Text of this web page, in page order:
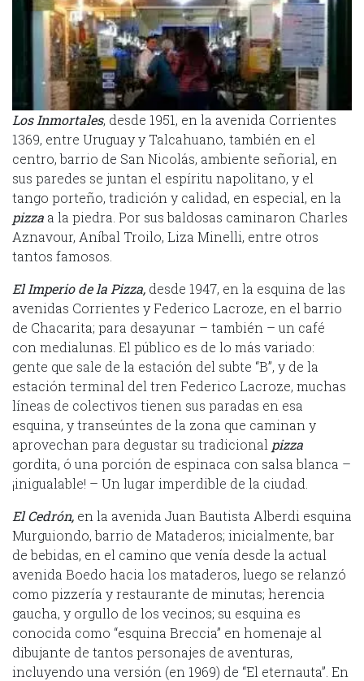
Los Inmortales, desde 1951, en la avenida Corrientes
1369, entre Uruguay y Talcahuano, también en el
centro, barrio de San Nicolás, ambiente señorial, en
sus paredes se juntan el espíritu napolitano, y el
tango porteño, tradición y calidad, en especial, en la
pizza a la piedra. Por sus baldosas caminaron Charles
Aznavour, Aníbal Troilo, Liza Minelli, entre otros
tantos famosos.
El Imperio de la Pizza, desde 1947, en la esquina de las
avenidas Corrientes y Federico Lacroze, en el barrio
de Chacarita; para desayunar – también – un café
con medialunas. El público es de lo más variado:
gente que sale de la estación del subte “B”, y de la
estación terminal del tren Federico Lacroze, muchas
líneas de colectivos tienen sus paradas en esa
esquina, y transeúntes de la zona que caminan y
aprovechan para degustar su tradicional pizza
gordita, ó una porción de espinaca con salsa blanca –
¡inigualable! – Un lugar imperdible de la ciudad.
El Cedrón, en la avenida Juan Bautista Alberdi esquina
Murguiondo, barrio de Mataderos; inicialmente, bar
de bebidas, en el camino que venía desde la actual
avenida Boedo hacia los mataderos, luego se relanzó
como pizzería y restaurante de minutas; herencia
gaucha, y orgullo de los vecinos; su esquina es
conocida como “esquina Breccia” en homenaje al
dibujante de tantos personajes de aventuras,
incluyendo una versión (en 1969) de “El eternauta”. En